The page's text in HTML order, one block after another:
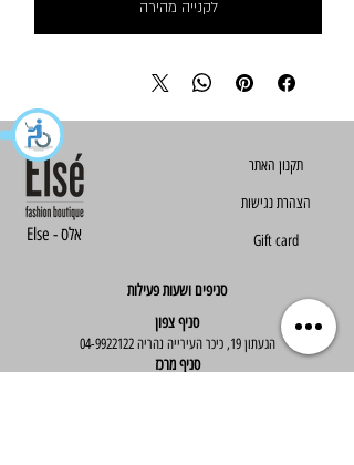
לקנייה מהירה
Else - אלס
תקנון האתר​​
הצהרת נגישות
Gift card
סניפים ושעות פעילות
סניף צפון
הגעתון 19, כיכר העירייה נהריה 04-9922122
סניף מרכז